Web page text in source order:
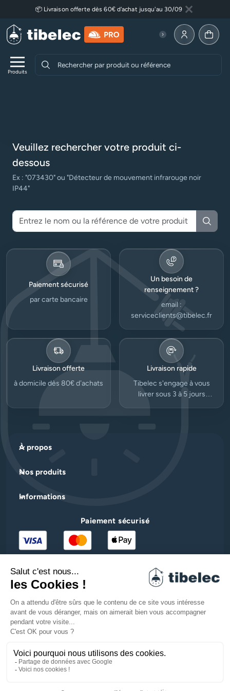
Aller au contenu principal
Lire plus
📦 Livraison offerte dès 60€ d'achat jusqu'au 30/09
Fermer
Produits
Allez à la
Veuillez rechercher votre produit ci-
dessous
Ex : "073430" ou "Détecteur de mouvement infrarouge noir
IP44"
Paiement sécurisé
par carte bancaire
Un besoin de
renseignement ?
email :
serviceclients@tibelec.fr
Livraison offerte
à domicile dès 80€ d’achats
Livraison rapide
Tibelec s'engage à vous
livrer sous 3 à 5 jours
À propos
Nos produits
Informations
Paiement sécurisé
FacebookYouTubePinterestInstagramLinkedIn